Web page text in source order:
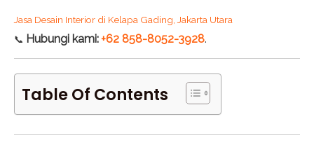
Jasa Desain Interior di Kelapa Gading, Jakarta Utara
📞 Hubungi kami:+62 858-8052-3928.
Table Of Contents